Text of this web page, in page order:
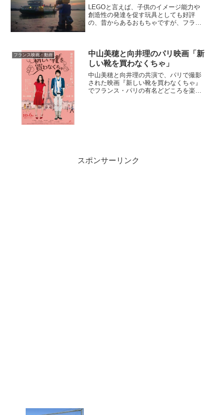
LEGOと言えば、子供のイメージ能力や
創造性の発達を促す玩具としても好評
の、昔からあるおもちゃですが、フラン
冒険を撮っ...
フランス映画・動画
中山美穂と向井理のパリ映画「新
しい靴を買わなくちゃ」
中山美穂と向井理の共演で、パリで撮影
された映画『新しい靴を買わなくちゃ』
でフランス・パリの有名どどころを楽し
スポンサーリンク